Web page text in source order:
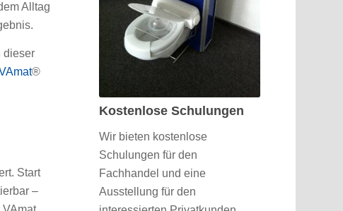
Alltag
dieser
®
Start
–
Kostenlose Schulungen
Wir bieten kostenlose
Schulungen für den
Fachhandel und eine
Ausstellung für den